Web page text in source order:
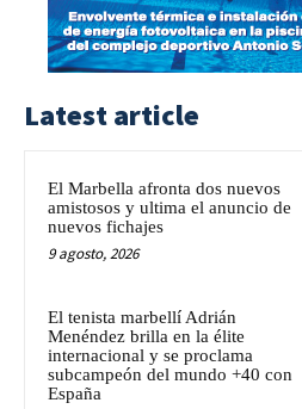
Latest article
El Marbella afronta dos nuevos
amistosos y ultima el anuncio de
nuevos fichajes
9 agosto, 2026
El tenista marbellí Adrián
Menéndez brilla en la élite
internacional y se proclama
subcampeón del mundo +40 con
España